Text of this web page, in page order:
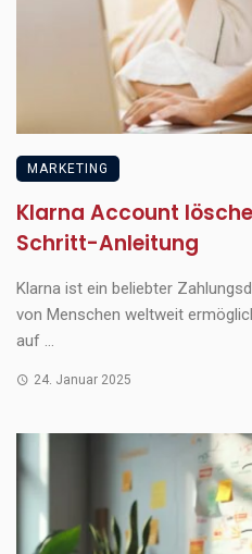
MARKETING
Klarna Account
Schritt-Anleitung
Klarna ist ein beliebter
von Menschen weltweit
auf ...
24. Januar 2025